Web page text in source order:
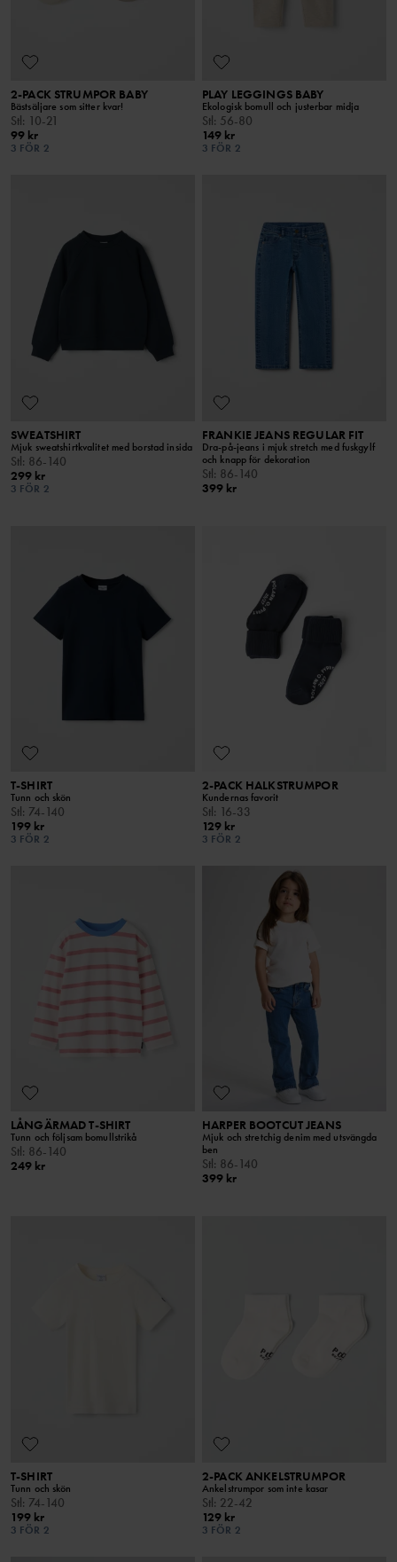
2-PACK STRUMPOR BABY
Bästsäljare som sitter kvar!
Stl : 10-21
99 kr
3 FÖR 2
PLAY LEGGINGS BABY
Ekologisk bomull och justerbar midja
Stl : 56-80
149 kr
3 FÖR 2
SWEATSHIRT
Mjuk sweatshirtkvalitet med borstad insida
Stl: 86-140
299 kr
3 FÖR 2
FRANKIE JEANS REGULAR FIT
Dra-på-jeans i mjuk stretch med fuskgylf
och knapp för dekoration
Stl: 86-140
399 kr
T-SHIRT
Tunn och skön
Stl: 74-140
199 kr
3 FÖR 2
2-PACK HALKSTRUMPOR
Kundernas favorit
Stl: 16-33
129 kr
3 FÖR 2
LÅNGÄRMAD T-SHIRT
Tunn och följsam bomullstrikå
Stl: 86-140
249 kr
HARPER BOOTCUT JEANS
Mjuk och stretchig denim med utsvängda
ben
Stl: 86-140
399 kr
T-SHIRT
Tunn och skön
Stl: 74-140
199 kr
3 FÖR 2
2-PACK ANKELSTRUMPOR
Ankelstrumpor som inte kasar
Stl: 22-42
129 kr
3 FÖR 2